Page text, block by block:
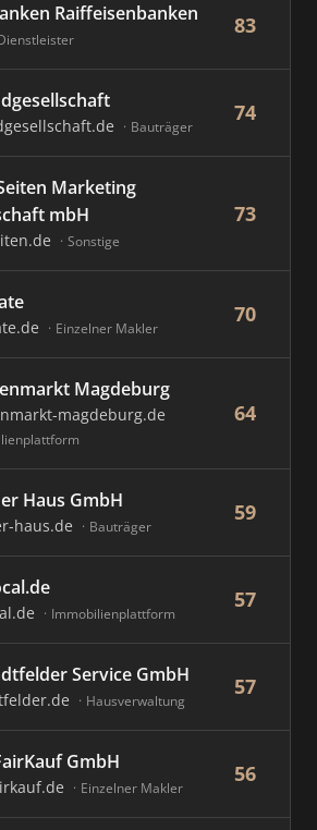
Raiffeisenbanken 83
Bauträger
74
Marketing
mbH
Sonstige
73
Einzelner Makler
70
Magdeburg
magdeburg.de 64
Haus GmbH
haus.de Bauträger
59
Immobilienplattform
57
Service GmbH
Hausverwaltung
57
GmbH
Einzelner Makler
56